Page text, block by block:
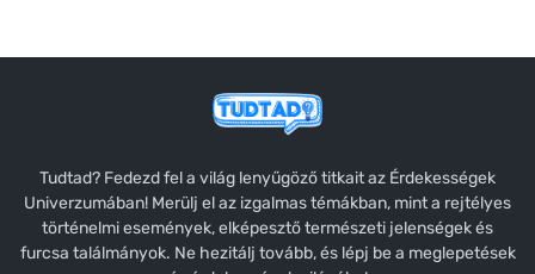
Tudtad? Fedezd fel a világ lenyűgöző titkait az Érdekességek
Univerzumában! Merülj el az izgalmas témákban, mint a rejtélyes
történelmi események, elképesztő természeti jelenségek és
furcsa találmányok. Ne hezitálj tovább, és lépj be a meglepetések